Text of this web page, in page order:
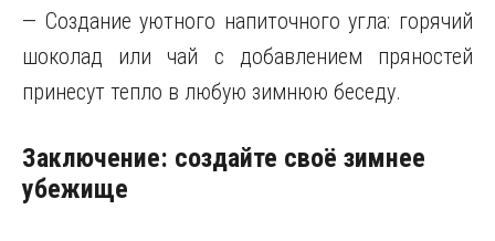
— Создание уютного напиточного угла: горячий
шоколад или чай с добавлением пряностей
принесут тепло в любую зимнюю беседу.
Заключение: создайте своё зимнее
убежище